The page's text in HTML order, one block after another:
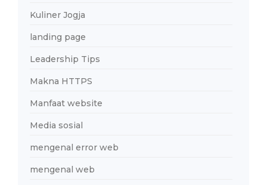
Kuliner Jogja
landing page
Leadership Tips
Makna HTTPS
Manfaat website
Media sosial
mengenal error web
mengenal web